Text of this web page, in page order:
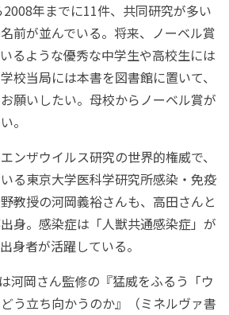
年までに11件、共同研究が多い
前が並んでいる。将来、ノーベル賞
るような優秀な中学生や高校生には
校当局には本書を図書館に置いて、
願いしたい。母校からノーベル賞が
。
ンザウイルス研究の世界的権威で、
る東京大学医科学研究所感染・免疫
教授の河岡義裕さんも、高田さんと
身。感染症は「人獣共通感染症」が
身者が活躍している。
河岡さん監修の『猛威をふるう「ウ
う立ち向かうのか』（ミネルヴァ書